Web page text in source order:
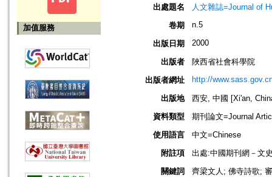
加值服務
出處題名
人文雜誌=Journal of
卷期
n.5
出版日期 2000
出版者
陜西省社會科學院
出版者網址
http://
出版地
西安, 中國 [Xi'an,
資料類型
期刊論文=Journal
使用語言
中文=Chinese
附註項
出處:中國期刊網－文
關鍵詞
齊梁文人; 佛寺詩歌;